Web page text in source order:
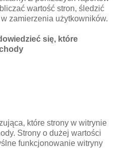
wartość stron, śledzić
zamierzenia użytkowników.
się, które
które strony w witrynie
Strony o dużej wartości
funkcjonowanie witryny